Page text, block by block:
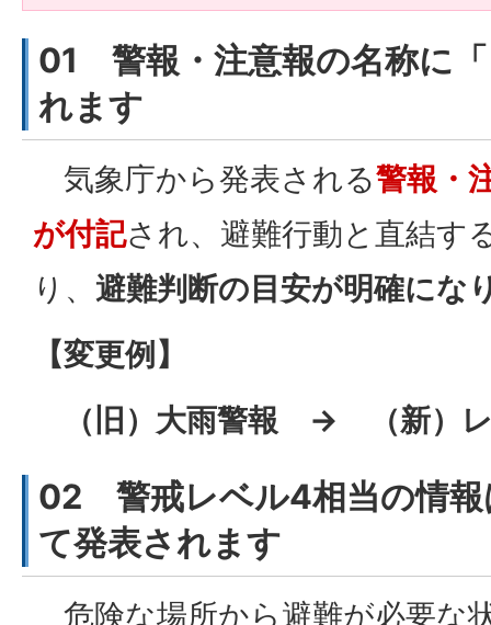
01 警報・注意報の名称に
れます
気象庁から発表される警報・
が付記され、避難行動と直結す
り、 避難判断の目安が明確にな
【変更例】
（旧）大雨警報 → （新）レ
02 警戒レベル4相当の情報
て発表されます
危険な場所から避難が必要な